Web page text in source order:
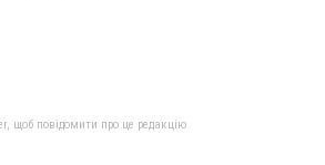
щоб повідомити про це редакцію